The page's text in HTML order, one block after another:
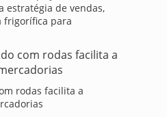
estratégia de vendas,
frigorífica para
rodas facilita a